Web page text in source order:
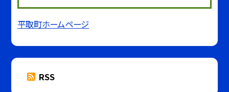
平取町ホームページ
RSS